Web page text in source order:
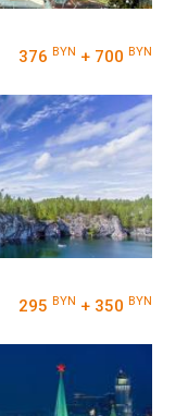
376 BYN + 700 BYN
295 BYN + 350 BYN